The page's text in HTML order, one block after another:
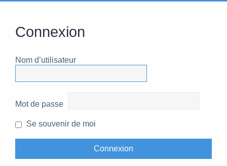
Connexion
Nom d’utilisateur
Mot de passe
Se souvenir de moi